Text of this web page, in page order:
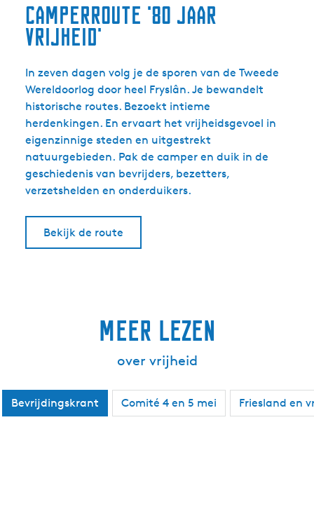
camperroute '80 jaar
vrijheid'
In zeven dagen volg je de sporen van de Tweede
Wereldoorlog door heel Fryslân. Je bewandelt
historische routes. Bezoekt intieme
herdenkingen. En ervaart het vrijheidsgevoel in
eigenzinnige steden en uitgestrekt
natuurgebieden. Pak de camper en duik in de
geschiedenis van bevrijders, bezetters,
verzetshelden en onderduikers.
Bekijk de route
Meer lezen
over vrijheid
Bevrijdingskrant Comité 4 en 5 mei Friesland en